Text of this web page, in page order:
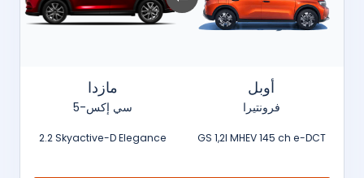
مازدا
سي إكس-5
2.2 Skyactive-D Elegance
أوبل
فرونتيرا
GS 1,2l MHEV 145 ch e-DCT